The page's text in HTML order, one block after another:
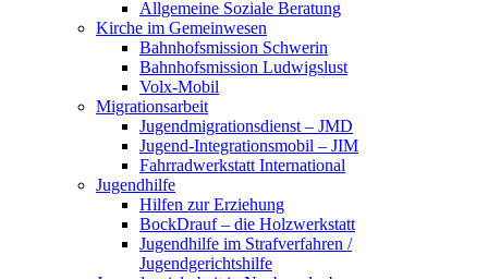
Allge­meine Soziale Beratung
Kirche im Gemeinwesen
Bahnhofs­mission Schwerin
Bahnhofs­mission Ludwigslust
Volx-Mobil
Migra­ti­ons­arbeit
Jugendmigrationsdienst – JMD
Jugend-Integrationsmobil – JIM
Fahrrad­werk­statt International
Jugend­hilfe
Hilfen zur Erziehung
BockDrauf – die Holzwerkstatt
Jugend­hilfe im Straf­ver­fahren /
Jugendgerichtshilfe